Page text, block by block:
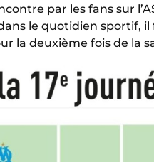
par les fans sur
le quotidien sportif,
la deuxième fois de la